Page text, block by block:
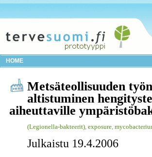
HOME
Metsäteollisuuden
altistuminen
aiheuttaville
(Legionella-bakteerit) exposure
Julkaistu 19.4.2006